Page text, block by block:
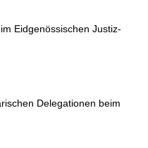
Eidgenössischen Justiz-
Delegationen beim